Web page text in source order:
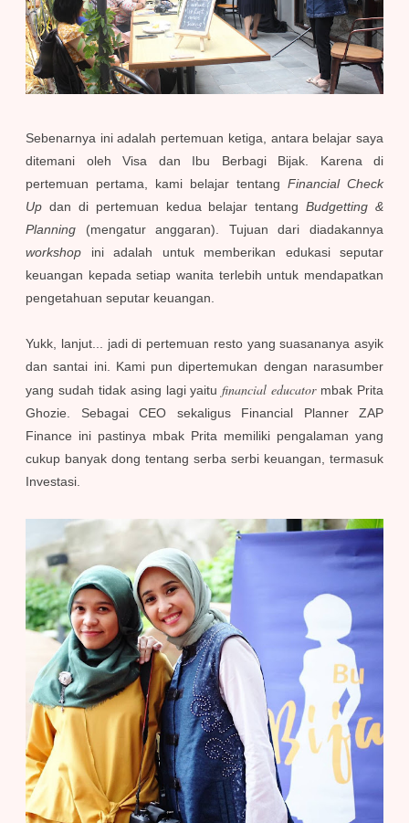
Sebenarnya ini adalah pertemuan ketiga, antara belajar saya
ditemani oleh Visa dan Ibu Berbagi Bijak. Karena di
pertemuan pertama, kami belajar tentang Financial Check
Up dan di pertemuan kedua belajar tentang Budgetting &
Planning
(mengatur anggaran). Tujuan dari diadakannya
workshop ini adalah untuk memberikan edukasi seputar
keuangan kepada setiap wanita terlebih untuk mendapatkan
pengetahuan seputar keuangan.
Yukk, lanjut... jadi di pertemuan resto yang suasananya asyik
dan santai ini. Kami pun dipertemukan dengan narasumber
yang sudah tidak asing lagi yaitufinancial educator mbak Prita
Ghozie. Sebagai CEO sekaligus Financial Planner ZAP
Finance ini pastinya mbak Prita memiliki pengalaman yang
cukup banyak dong tentang serba serbi keuangan, termasuk
Investasi.